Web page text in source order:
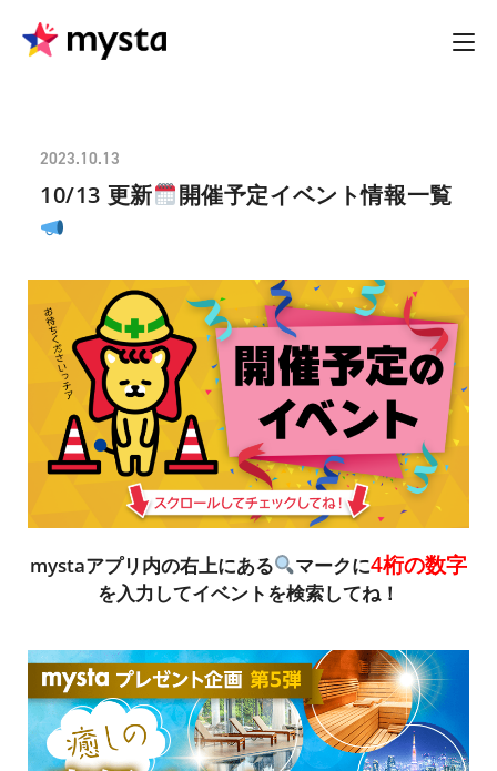
2023.10.13
10/13 更新 開催予定イベント情報一覧
mystaアプリ内の右上にある マークに4桁の数字
を入力してイベントを検索してね！